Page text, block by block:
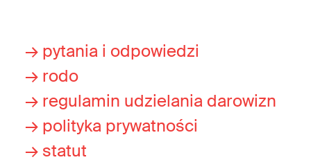
→ pytania i odpowiedzi
→ rodo
→ regulamin udzielania darowizn
→ polityka prywatności
→ statut